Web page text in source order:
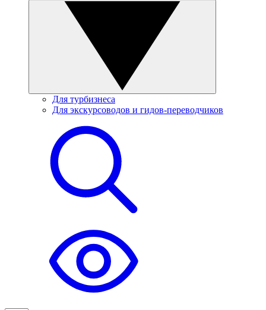
Для турбизнеса
Для экскурсоводов и гидов-переводчиков